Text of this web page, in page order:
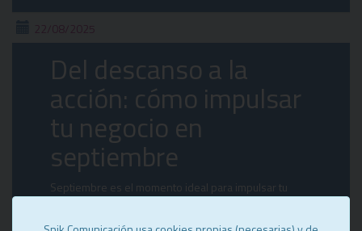
22/08/2025
Del descanso a la
acción: cómo impulsar
tu negocio en
septiembre
Septiembre es el momento ideal para impulsar tu